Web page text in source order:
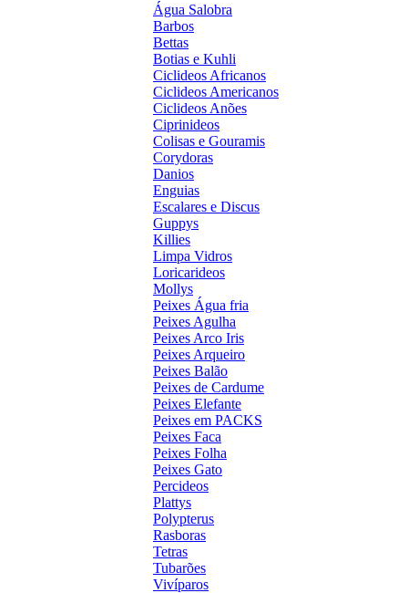
Água Salobra
Barbos
Bettas
Botias e Kuhli
Ciclideos Africanos
Ciclideos Americanos
Ciclideos Anões
Ciprinideos
Colisas e Gouramis
Corydoras
Danios
Enguias
Escalares e Discus
Guppys
Killies
Limpa Vidros
Loricarideos
Mollys
Peixes Água fria
Peixes Agulha
Peixes Arco Iris
Peixes Arqueiro
Peixes Balão
Peixes de Cardume
Peixes Elefante
Peixes em PACKS
Peixes Faca
Peixes Folha
Peixes Gato
Percideos
Plattys
Polypterus
Rasboras
Tetras
Tubarões
Vivíparos